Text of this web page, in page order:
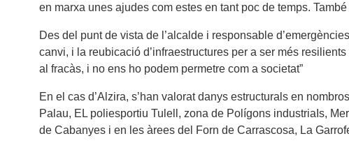
en marxa unes ajudes com estes en tant poc de temps.
Des del punt de vista de l’alcalde i responsable
canvi, i la reubicació d’infraestructures per a ser més
al fracàs, i no ens ho podem permetre com a societat”
En el cas d’Alzira, s’han valorat danys estructurals en
Palau, EL poliesportiu Tulell, zona de Polígons industriaIs,
de Cabanyes i en les àrees del Forn de Carrascosa, La